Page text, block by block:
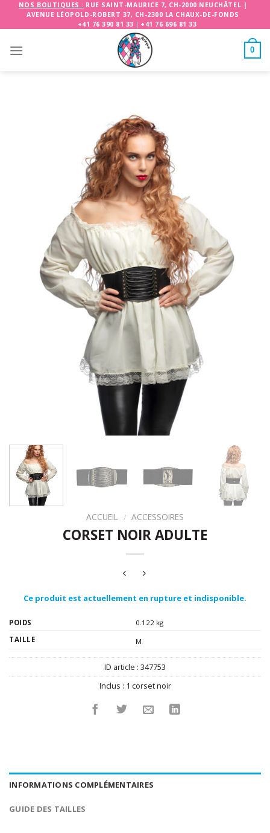
NOS BOUTIQUES : RUE SAINT-MAURICE 7, CH-2000 NEUCHÂTEL |
AVENUE LÉOPOLD-ROBERT 37, CH-2300 LA CHAUX-DE-FONDS
+41 76 390 81 33 | +41 76 696 81 33
0
ACCUEIL / ACCESSOIRES
CORSET NOIR ADULTE
Ce produit est actuellement en rupture et indisponible.
POIDS
0.122 kg
TAILLE
M
ID article : 347753
Inclus : 1 corset noir
INFORMATIONS COMPLÉMENTAIRES
GUIDE DES TAILLES